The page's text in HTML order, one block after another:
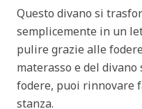
Questo divano si
semplicemente in un
pulire grazie alle
materasso e del divano
fodere, puoi rinnovare
stanza.